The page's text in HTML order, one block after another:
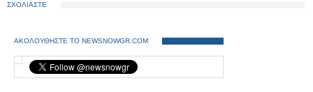
ΣΧΟΛΙΑΣΤΕ
ΑΚΟΛΟΥΘΗΣΤΕ ΤΟ NEWSNOWGR.COM